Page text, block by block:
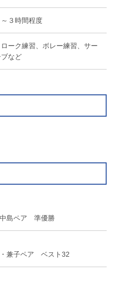
３時間程度
ーク練習、ボレー練習、サー
など
島ペア 準優勝
兼子ペア ベスト32